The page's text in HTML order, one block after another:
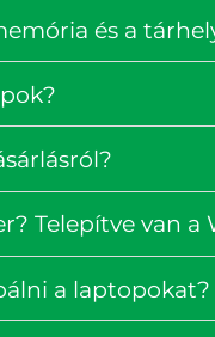
és a
Telepítve van a
a laptopokat?